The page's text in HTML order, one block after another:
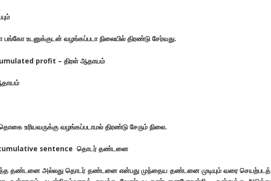
உடனுக்குடன் வழங்கப்படா நிலையில் திரண்டு சேர்வது.
profit – திரள் ஆதாயம்
உரியவருக்கு வழங்கப்படாமல் திரண்டு சேரும் நிலை.
sentence தொடர் தண்டனை
தண்டனை அல்லது தொடர் தண்டனை என்பது முந்தைய தண்டனை முடியும் வரை செயற்படத்